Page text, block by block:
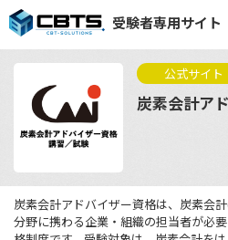
受験者専用サイト
公式サイト
炭素会計ア
炭素会計アドバイザー資格は、炭素会
分野に携わる企業・組織の担当者が必